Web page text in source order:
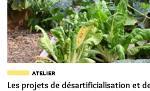
ATELIER
Les projets de désartificialisation et